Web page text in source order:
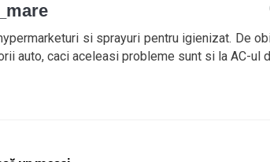
si sprayuri pentru igienizat. De
auto, caci aceleasi probleme sunt si la AC-ul